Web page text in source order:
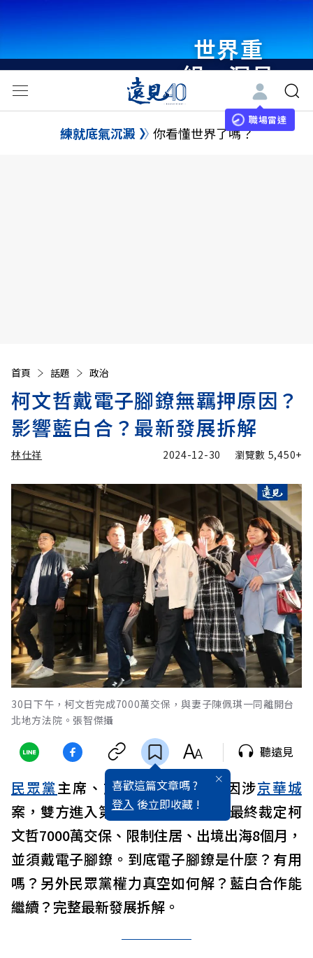
世界重
組・洞見
未來 與
世界領袖
職場雷達
練就底氣沉澱 你看懂世界了嗎？
首頁 話題 政治
柯文哲戴電子腳鐐無羈押原因？
影響藍白合？最新發展拆解
林仕祥 2024-12-30 瀏覽數 5,450+
30日下午，柯文哲完成7000萬交保，與妻子陳佩琪一同離開台
北地方法院。張智傑攝
喜歡這篇文章嗎 ?
登入 後立即收藏 !
聽遠見
民眾黨主席、前台北市長柯文哲 因涉京華城
案，雙方進入第二回法律戰，北院最終裁定柯
文哲7000萬交保、限制住居、出境出海8個月，
並須戴電子腳鐐。到底電子腳鐐是什麼？有用
嗎？另外民眾黨權力真空如何解？藍白合作能
繼續？完整最新發展拆解。